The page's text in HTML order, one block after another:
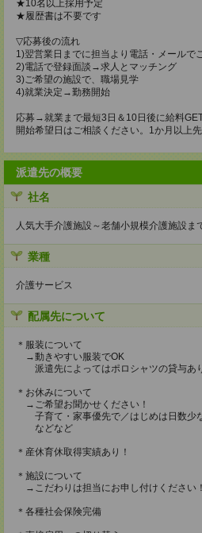
★10名以上採用予定
★履歴書は不要です
▽応募後の流れ
1)翌営業日までに担当より電話・メールで
2)電話で登録面談→求人とマッチング
3)ご希望の施設で、職場見学
4)就業決定→勤務開始
応募→就業まで最短3日＆10日後に給料GET
開始希望日はご相談ください。1か月以上先
派遣先の概要
社名
人気大手介護施設～老舗小規模介護施設ま
業種
介護サービス
配属先について
＊服装について
→動きやすい服装でOK
派遣先によってはポロシャツの貸与あ
＊お休みについて
→ご希望お聞かせください！
子育て・家事優先で／はじめは日数少
などなど
＊産休育休取得実績あり！
＊施設について
→こだわりは担当にお申し付けください！
＊各種社会保険完備